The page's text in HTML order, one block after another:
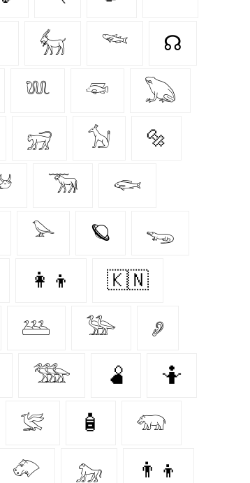
𓃶 𓆝 ☊
𓆚 𓆛 𓆏
𓃸 𓃩 🔩
𓃝 𓆟
𓅪 🪐 𓆌
👩‍👦 🇰🇳
𓅹 𓅺 𓂈
𓅢 🫄 🤷
𓅛 🧴 𓃯
𓄁 𓃷 👨‍👦